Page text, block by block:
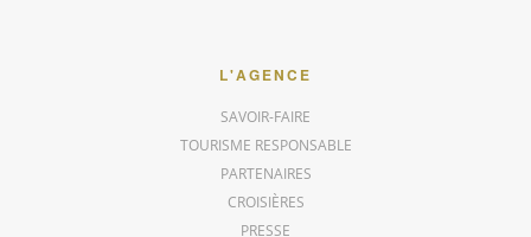
L'AGENCE
SAVOIR-FAIRE
TOURISME RESPONSABLE
PARTENAIRES
CROISIÈRES
PRESSE